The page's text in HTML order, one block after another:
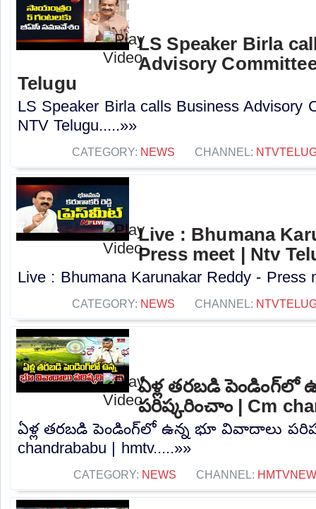
LS Speaker Birla
Advisory
Telugu
LS Speaker Birla calls Business Advisory
NTV Telugu.....»»
CATEGORY: NEWS CHANNEL:
Live : Bhumana
Press meet | Ntv
Live : Bhumana Karunakar Reddy - Press
CATEGORY: NEWS CHANNEL:
ఏళ్ల తరబడి పెండింగ్‌లో
పరిష్కరించాం | Cm
ఏళ్ల తరబడి పెండింగ్‌లో ఉన్న భూ వివాదాలు
chandrababu | hmtv.....»»
CATEGORY: NEWS CHANNEL: